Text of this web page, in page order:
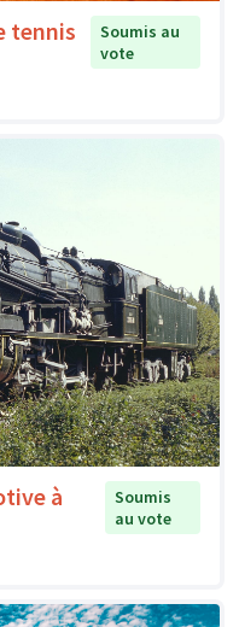
tennis
Soumis au
vote
à
Soumis
au vote